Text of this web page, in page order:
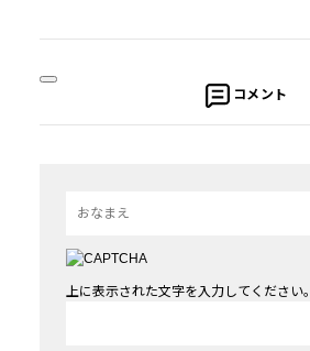
コメント
上に表示された文字を入力してください。